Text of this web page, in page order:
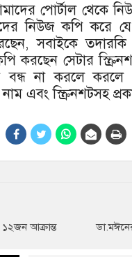
পোর্টাল থেকে
নিউজ কপি করে যে
সবাইকে তদারকি
করছেন সেটার
বন্ধ না করলে
নাম এবং স্ক্রিনশটসহ
১২জন আক্রান্ত